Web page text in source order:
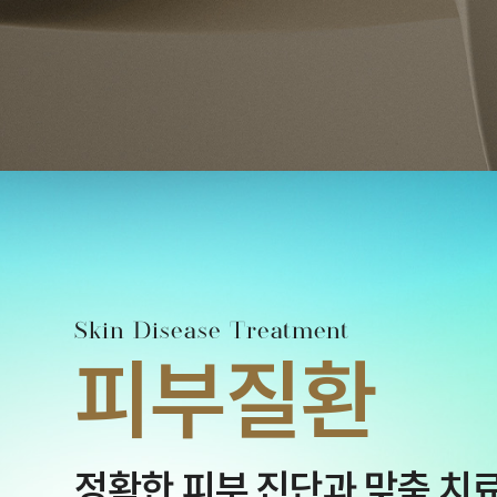
Skin Disease Treatment
피부질환